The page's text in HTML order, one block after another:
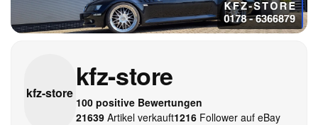
kfz-store
kfz-store
100 positive Bewertungen
21639Artikel verkauft1216Follower auf eBay